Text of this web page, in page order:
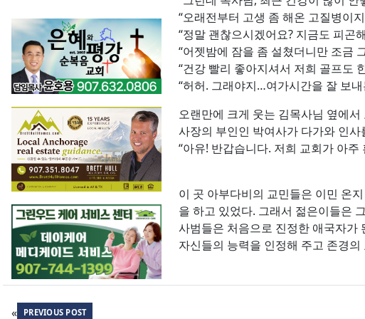
“오래전부터 고생 좀 해온 고질병이
“정말 괜찮으시겠어요? 지금도 피곤
“어젯밤에 잠을 좀 설쳤더니만 조금
“건강 빨리 좋아지셔서 저희 골프도
“허허. 그래야지…여가시간을 잘 보
오랜만에 크게 웃는 김목사님 옆에
사장의 부인인 박여사가 다가와 인사
“아유! 반갑습니다. 저희 교회가 아
이 곳 아부다비의 교민들은 이민 온
을 하고 있었다. 그래서 젊은이들은
사범들은 처음으로 진정한 애국자가
자신들의 능력을 인정해 주고 존경
« PREVIOUS POST